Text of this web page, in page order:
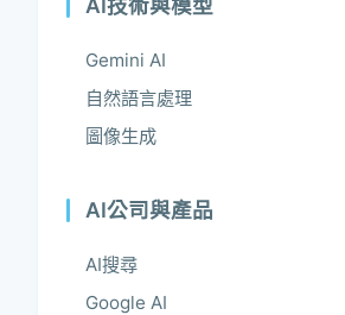
AI技術與模型
Gemini AI
自然語言處理
圖像生成
AI公司與產品
AI搜尋
Google AI